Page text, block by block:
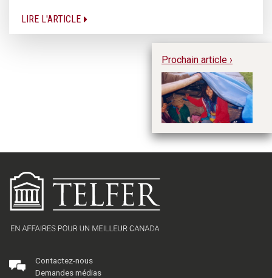
LIRE L'ARTICLE
Prochain article ›
Contactez-nous
Demandes médias